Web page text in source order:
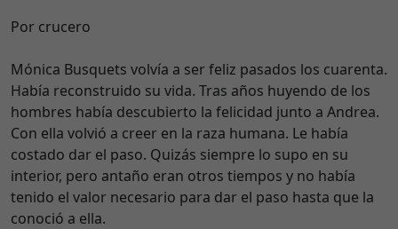
Por crucero
Mónica Busquets volvía a ser feliz pasados los cuarenta.
Había reconstruido su vida. Tras años huyendo de los
hombres había descubierto la felicidad junto a Andrea.
Con ella volvió a creer en la raza humana. Le había
costado dar el paso. Quizás siempre lo supo en su
interior, pero antaño eran otros tiempos y no había
tenido el valor necesario para dar el paso hasta que la
conoció a ella.